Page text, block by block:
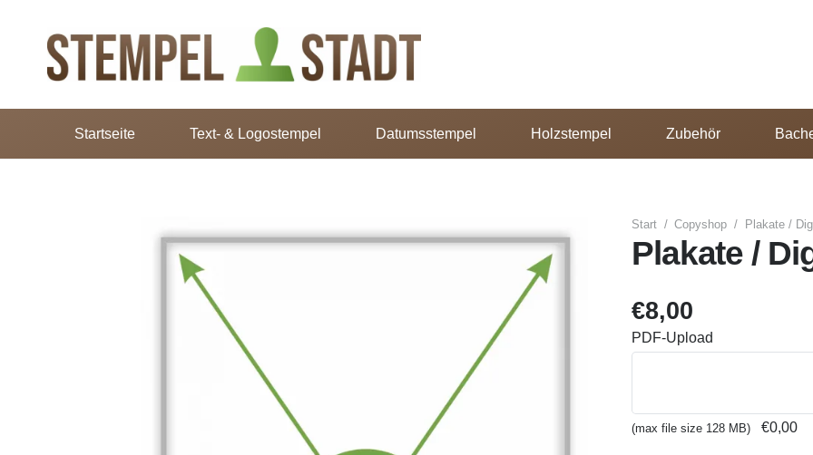
Startseite Text- & Logostempel Datumsstempel Holzstempel Zubehör
Start / Copyshop / Plakate /
Plakate /
€8,00
PDF-Upload
(max file size 128 MB) €0,00